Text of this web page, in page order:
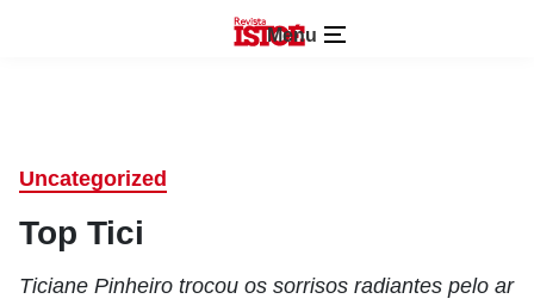
Menu
Uncategorized
Top Tici
Ticiane Pinheiro trocou os sorrisos radiantes pelo ar